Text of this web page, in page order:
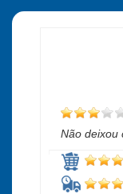
Não deixou